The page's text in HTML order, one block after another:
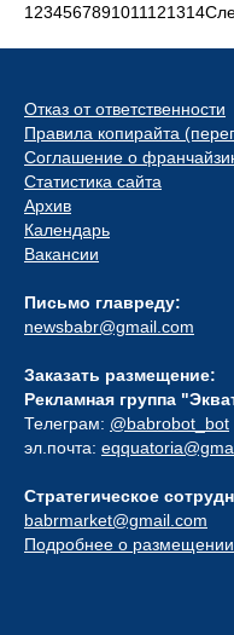
1 234567891011121314
Отказ от ответственности
Правила копирайта
Соглашение о
Статистика сайта
Архив
Календарь
Вакансии
Письмо главреду:
newsbabr@gmail.com
Заказать размещение:
Рекламная группа
Телеграм: @babrobot_bot
эл.почта:
Стратегическое
babrmarket@gmail.com
Подробнее о размещении